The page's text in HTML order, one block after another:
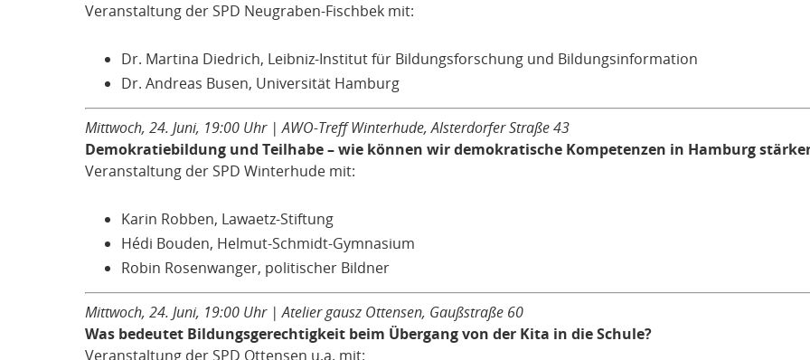
Veranstaltung der SPD Neugraben-Fischbek mit:
Dr. Martina Diedrich, Leibniz-Institut für Bildungsforschung und Bildungsinformation
Dr. Andreas Busen, Universität Hamburg
Mittwoch, 24. Juni, 19:00 Uhr | AWO-Treff Winterhude, Alsterdorfer Straße 43
Demokratiebildung und Teilhabe – wie können wir demokratische Kompetenzen in Hamburg
Veranstaltung der SPD Winterhude mit:
Karin Robben, Lawaetz-Stiftung
Hédi Bouden, Helmut-Schmidt-Gymnasium
Robin Rosenwanger, politischer Bildner
Mittwoch, 24. Juni, 19:00 Uhr | Atelier gausz Ottensen, Gaußstraße 60
Was bedeutet Bildungsgerechtigkeit beim Übergang von der Kita in die Schule?
Veranstaltung der SPD Ottensen u.a. mit: